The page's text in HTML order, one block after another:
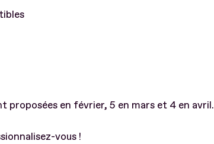
proposées en février, 5 en mars et 4 en avril.
vous !